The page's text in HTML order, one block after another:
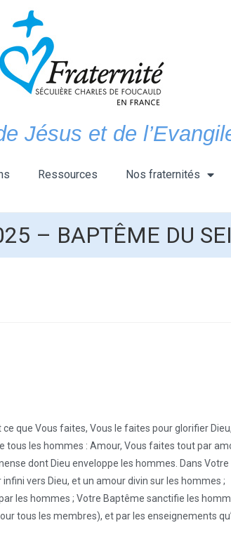
Jésus et de
Ressources Nos fraternités
– BAPTÊME DU
que Vous faites, Vous le faites pour glorifier Dieu,
les hommes : Amour, Vous faites tout par
dont Dieu enveloppe les hommes. Dans Votre
vers Dieu, et un amour divin sur les hommes ;
les hommes ; Votre Baptême sanctifie les
tous les membres), et par les enseignements